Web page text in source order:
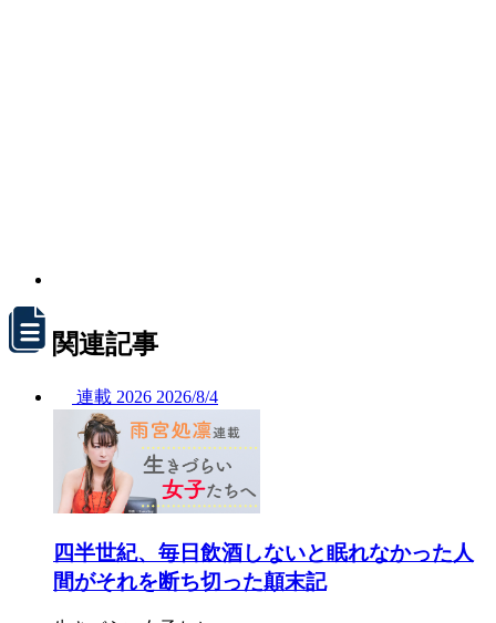
関連記事
連載 2026 2026/8/4
四半世紀、毎日飲酒しないと眠れなかった人
間がそれを断ち切った顛末記